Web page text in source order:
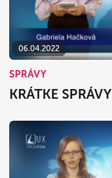
06.04.2022
SPRÁVY
KRÁTKE SPRÁVY